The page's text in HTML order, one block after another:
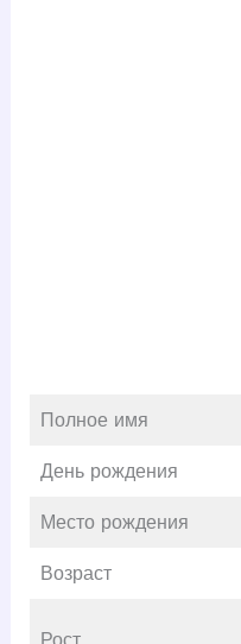
Полное имя
День рождения
Место рождения
Возраст
Рост